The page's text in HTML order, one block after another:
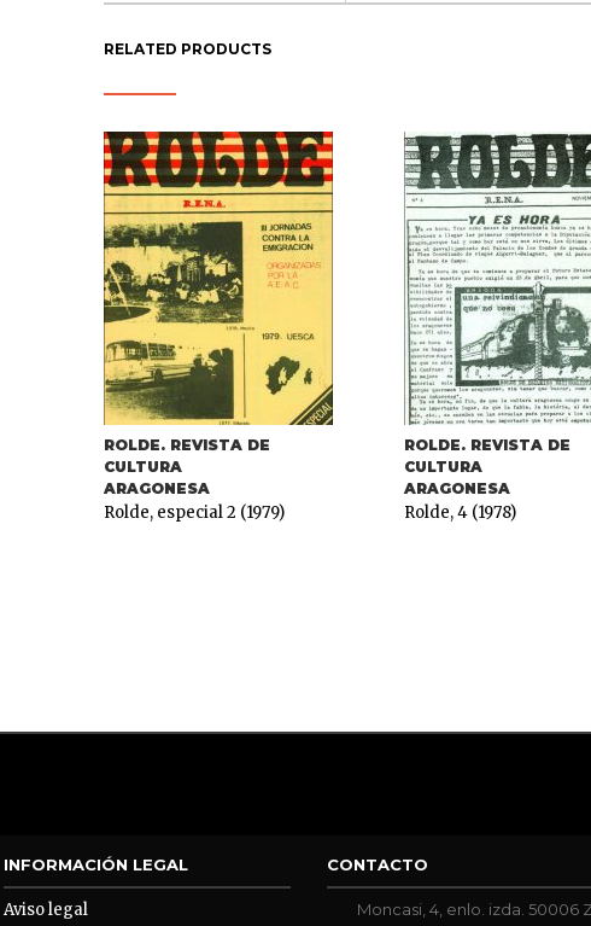
RELATED PRODUCTS
ROLDE. REVISTA DE
CULTURA
ARAGONESA
Rolde, especial 2 (1979)
ROLDE. REVISTA DE
CULTURA
ARAGONESA
Rolde, 4 (1978)
INFORMACIÓN LEGAL
Aviso legal
CONTACTO
Moncasi, 4, enlo. izda. 50006